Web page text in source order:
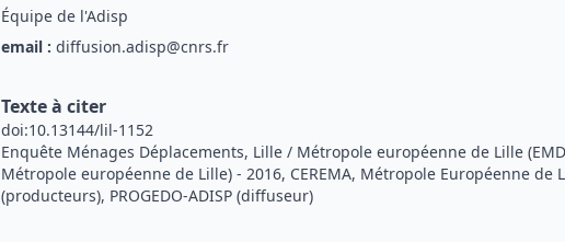
Équipe de l'Adisp
email : diffusion.adisp@cnrs.fr
Texte à citer
doi:10.13144/lil-1152
Enquête Ménages Déplacements, Lille / Métropole européenne de Lille
Métropole européenne de Lille) - 2016, CEREMA, Métropole Européenne de
(producteurs), PROGEDO-ADISP (diffuseur)